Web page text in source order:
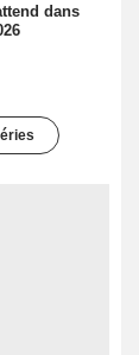
dans